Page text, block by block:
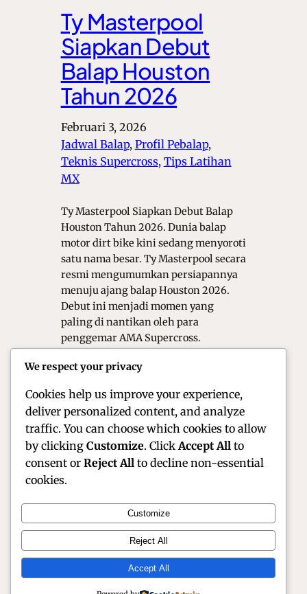
Ty Masterpool
Siapkan Debut
Balap Houston
Tahun 2026
Februari 3, 2026
Jadwal Balap, Profil Pebalap ,
Teknis Supercross, Tips Latihan
MX
Ty Masterpool Siapkan Debut Balap
Houston Tahun 2026. Dunia balap
motor dirt bike kini sedang menyoroti
satu nama besar. Ty Masterpool secara
resmi mengumumkan persiapannya
menuju ajang balap Houston 2026.
Debut ini menjadi momen yang
paling di nantikan oleh para
penggemar AMA Supercross.
yang memiliki gaya berkendara
Official Site of Christian Montanari | Racer &
Motorsport Profile
We respect your privacy
Cookies help us improve your experience,
deliver personalized content, and analyze
traffic. You can choose which cookies to allow
by clicking Customize. Click Accept All to
consent or Reject All to decline non-essential
cookies.
Customize
Reject All
Accept All